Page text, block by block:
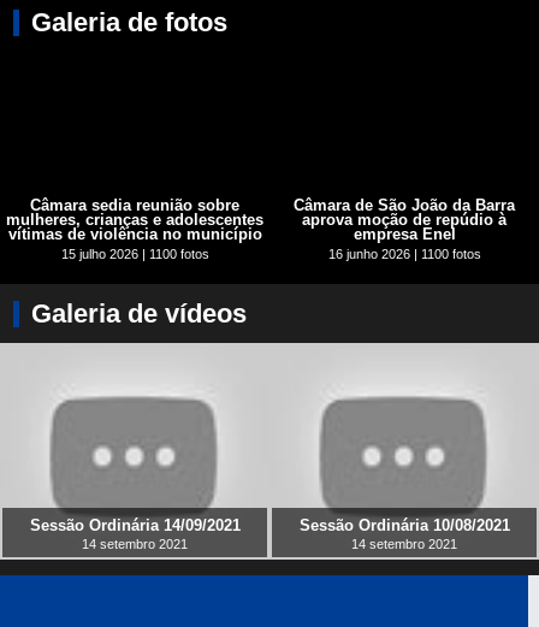
Galeria de fotos
Câmara sedia reunião sobre
mulheres, crianças e adolescentes
vítimas de violência no município
15 julho 2026 | 1100 fotos
Câmara de São João da Barra
aprova moção de repúdio à
empresa Enel
16 junho 2026 | 1100 fotos
Galeria de vídeos
Sessão Ordinária 14/09/2021
14 setembro 2021
Sessão Ordinária 10/08/2021
14 setembro 2021